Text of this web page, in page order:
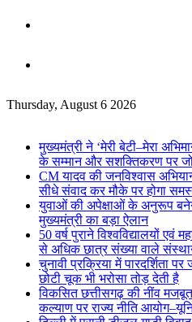
for
Thursday, August 6 2026
मुख्यमंत्री ने ‘मेरी बेटी–मेरा
के सम्मान और सशक्तिकरण पर
CM यादव की जनविश्वास
सीधे संवाद कर मौके पर होगा
युवाओं की अपेक्षाओं के अनुरूप
मुख्यमंत्री का बड़ा ऐलान
50 वर्ष पुराने विश्वविद्यालयों एवं
से अधिक छात्र संख्या वाले
चुनावी प्रक्रिया में पारदर्शिता
छोटी चूक भी भरोसा तोड़ देती है
विकसित छत्तीसगढ़ की नींव
कल्याण पर राज्य नीति